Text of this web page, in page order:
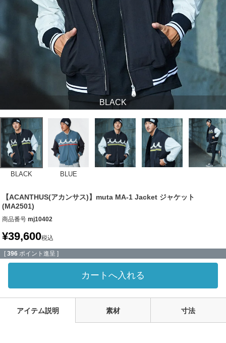
BLACK
BLACK BLUE
【ACANTHUS(アカンサス)】muta MA-1 Jacket ジャケット
(MA2501)
商品番号 mj10402
¥39,600税込
[ 396 ポイント進呈 ]
カートへ入れる
アイテム説明 素材 寸法